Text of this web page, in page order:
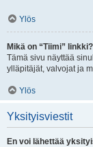
Ylös
Mikä on “Tiimi” linkki?
Tämä sivu näyttää
ylläpitäjät, valvojat ja
Ylös
Yksityisviestit
En voi lähettää